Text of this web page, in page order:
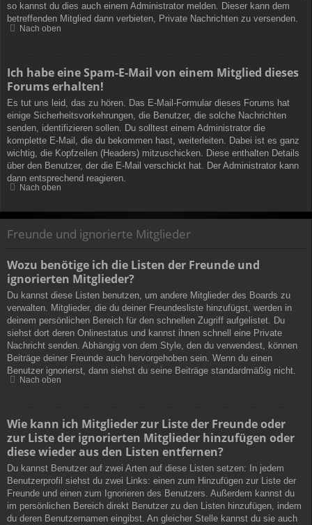
so kannst du dies auch einem Administrator melden. Dieser kann dem
betreffenden Mitglied dann verbieten, Private Nachrichten zu versenden.
Nach oben
Ich habe eine Spam-E-Mail von einem Mitglied dieses
Forums erhalten!
Es tut uns leid, das zu hören. Das E-Mail-Formular dieses Forums hat
einige Sicherheitsvorkehrungen, die Benutzer, die solche Nachrichten
senden, identifizieren sollen. Du solltest einem Administrator die
komplette E-Mail, die du bekommen hast, weiterleiten. Dabei ist es ganz
wichtig, die Kopfzeilen (Headers) mitzuschicken. Diese enthalten Details
über den Benutzer, der die E-Mail verschickt hat. Der Administrator kann
dann entsprechend reagieren.
Nach oben
Freunde und ignorierte Mitglieder
Wozu benötige ich die Listen der Freunde und
ignorierten Mitglieder?
Du kannst diese Listen benutzen, um andere Mitglieder des Boards zu
verwalten. Mitglieder, die du deiner Freundesliste hinzufügst, werden in
deinem persönlichen Bereich für den schnellen Zugriff aufgelistet. Du
siehst dort deren Onlinestatus und kannst ihnen schnell eine Private
Nachricht senden. Abhängig von dem Style, den du verwendest, können
Beiträge deiner Freunde auch hervorgehoben sein. Wenn du einen
Benutzer ignorierst, dann siehst du seine Beiträge standardmäßig nicht.
Nach oben
Wie kann ich Mitglieder zur Liste der Freunde oder
zur Liste der ignorierten Mitglieder hinzufügen oder
diese wieder aus den Listen entfernen?
Du kannst Benutzer auf zwei Arten auf diese Listen setzen: In jedem
Benutzerprofil siehst du zwei Links: einen zum Hinzufügen zur Liste der
Freunde und einen zum Ignorieren des Benutzers. Außerdem kannst du
im persönlichen Bereich direkt Benutzer zu den Listen hinzufügen, indem
du deren Benutzernamen eingibst. An gleicher Stelle kannst du sie auch